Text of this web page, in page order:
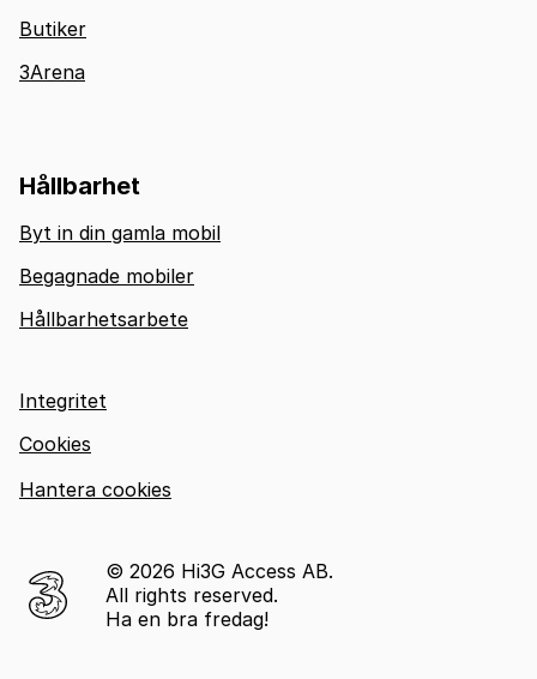
Butiker
3Arena
Hållbarhet
Byt in din gamla mobil
Begagnade mobiler
Hållbarhetsarbete
© 2026 Hi3G Access AB.
All rights reserved.
Ha en bra fredag!
Integritet
Cookies
Hantera cookies